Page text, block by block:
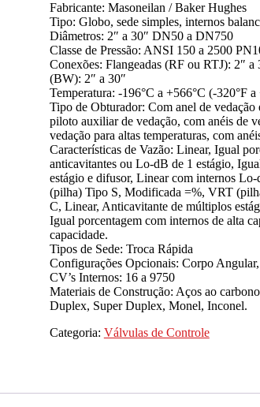
Fabricante: Masoneilan / Baker Hughes
Tipo: Globo, sede simples, internos
Diâmetros: 2″ a 30″ DN50 a DN750
Classe de Pressão: ANSI 150 a 2500
Conexões: Flangeadas (RF ou RTJ): 2″
(BW): 2″ a 30″
Temperatura: -196°C a +566°C (-320°F a
Tipo de Obturador: Com anel de
piloto auxiliar de vedação, com anéis de
vedação para altas temperaturas, com
Características de Vazão: Linear, Igual
anticavitantes ou Lo-dB de 1 estágio,
estágio e difusor, Linear com internos
(pilha) Tipo S, Modificada =%, VRT
C, Linear, Anticavitante de múltiplos
Igual porcentagem com internos de alta
capacidade.
Tipos de Sede: Troca Rápida
Configurações Opcionais: Corpo
CV’s Internos: 16 a 9750
Materiais de Construção: Aços ao
Duplex, Super Duplex, Monel, Inconel.
Categoria: Válvulas de Controle